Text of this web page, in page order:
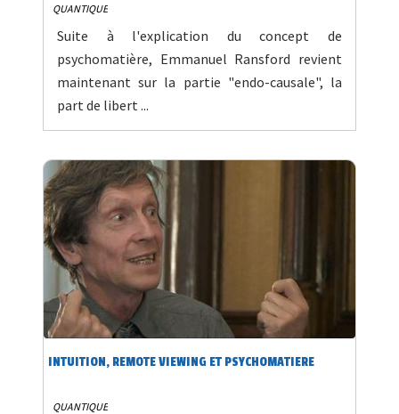
QUANTIQUE
Suite à l'explication du concept de
psychomatière, Emmanuel Ransford revient
maintenant sur la partie "endo-causale", la
part de libert ...
INTUITION, REMOTE VIEWING ET PSYCHOMATIERE
QUANTIQUE